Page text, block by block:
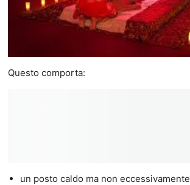
Questo comporta:
un posto caldo ma non eccessivamente